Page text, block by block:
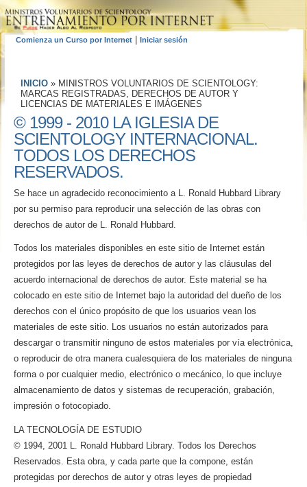
Comienza un Curso por Internet Iniciar sesión
INICIO » MINISTROS VOLUNTARIOS DE SCIENTOLOGY:
MARCAS REGISTRADAS, DERECHOS DE AUTOR Y
LICENCIAS DE MATERIALES E IMÁGENES
© 1999 - 2010 LA IGLESIA DE
SCIENTOLOGY INTERNACIONAL.
TODOS LOS DERECHOS
RESERVADOS.
Se hace un agradecido reconocimiento a L. Ronald Hubbard Library
por su permiso para reproducir una selección de las obras con
derechos de autor de L. Ronald Hubbard.
Todos los materiales disponibles en este sitio de Internet están
protegidos por las leyes de derechos de autor y las cláusulas del
acuerdo internacional de derechos de autor. Este material se ha
colocado en este sitio de Internet bajo la autoridad del dueño de los
derechos con el único propósito de que los usuarios vean los
materiales de este sitio. Los usuarios no están autorizados para
descargar o transmitir ninguno de estos materiales por vía electrónica,
o reproducir de otra manera cualesquiera de los materiales de ninguna
forma o por cualquier medio, electrónico o mecánico, lo que incluye
almacenamiento de datos y sistemas de recuperación, grabación,
impresión o fotocopiado.
LA TECNOLOGÍA DE ESTUDIO
© 1994, 2001 L. Ronald Hubbard Library. Todos los Derechos
Reservados. Esta obra, y cada parte que la compone, están
protegidas por derechos de autor y otras leyes de propiedad